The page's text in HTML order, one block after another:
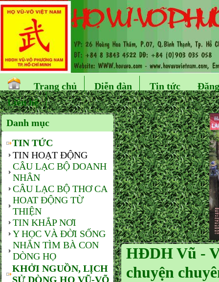
Trang chủ Diễn đàn Tin tức
Liên hệ
Danh mục
TIN TỨC
TIN HOẠT ĐỘNG
CÂU LẠC BỘ DOANH
NHÂN
CÂU LẠC BỘ THƠ CA
HOAT ĐỘNG TỪ
THIỆN
TIN KHẮP NƠI
Y HỌC VÀ ĐỜI SỐNG
NHẮN TÌM BÀ CON
DÒNG HỌ
KHỞI NGUỒN, LỊCH
SỬ DÒNG HỌ VŨ-VÕ
HĐDH Vũ -
chuyện